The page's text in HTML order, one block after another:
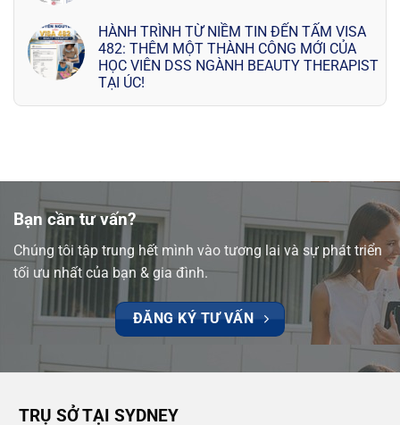
HÀNH TRÌNH TỪ NIỀM TIN ĐẾN TẤM VISA
482: THÊM MỘT THÀNH CÔNG MỚI CỦA
HỌC VIÊN DSS NGÀNH BEAUTY THERAPIST
TẠI ÚC!
Bạn cần tư vấn?
Chúng tôi tập trung hết mình vào tương lai và sự phát triển
tối ưu nhất của bạn & gia đình.
ĐĂNG KÝ TƯ VẤN
TRỤ SỞ TẠI SYDNEY